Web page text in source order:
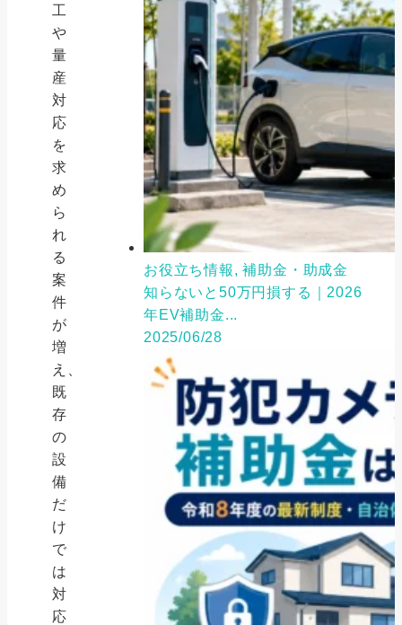
工
や
量
産
対
応
を
求
め
ら
れ
る
案
件
が
増
え、
既
存
の
設
備
だ
け
で
は
対
応
お役立ち情報, 補助金・助成金
知らないと50万円損する｜2026
年EV補助金...
2025/06/28